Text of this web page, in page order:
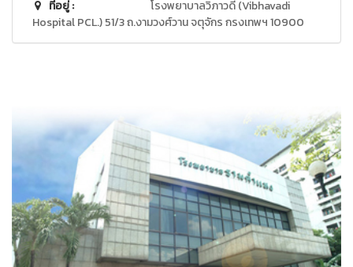
ที่อยู่ :
โรงพยาบาลวิภาวดี (Vibhavadi
Hospital PCL.) 51/3 ถ.งามวงศ์วาน จตุจักร กรงเทพฯ 10900